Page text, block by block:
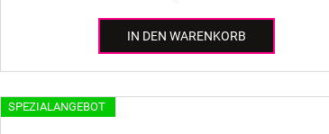
IN DEN WARENKORB
SPEZIALANGEBOT